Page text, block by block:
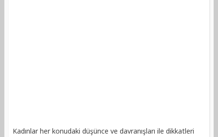
Kadınlar her konudaki düşünce ve davranışları ile dikkatleri